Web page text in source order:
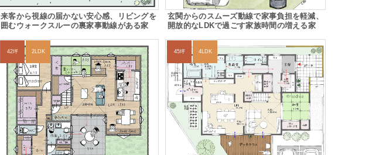
来客から視線の届かない安心感、リビングを
囲むウォークスルーの裏家事動線がある家
玄関からのスムーズ動線で家事負担を軽減、
開放的なLDKで過ごす家族時間の増える家
42坪 2LDK 45坪 4LDK